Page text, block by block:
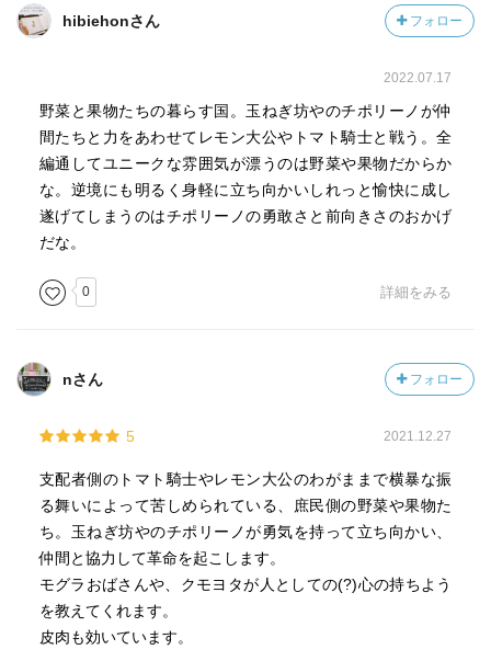
hibiehonさん フォロー
2022.07.17
野菜と果物たちの暮らす国。玉ねぎ坊やのチポリーノが仲
間たちと力をあわせてレモン大公やトマト騎士と戦う。全
編通してユニークな雰囲気が漂うのは野菜や果物だからか
な。逆境にも明るく身軽に立ち向かいしれっと愉快に成し
遂げてしまうのはチポリーノの勇敢さと前向きさのおかげ
だな。
0 詳細をみる
nさん フォロー
5 2021.12.27
支配者側のトマト騎士やレモン大公のわがままで横暴な振
る舞いによって苦しめられている、庶民側の野菜や果物た
ち。玉ねぎ坊やのチポリーノが勇気を持って立ち向かい、
仲間と協力して革命を起こします。
モグラおばさんや、クモヨタが人としての(?)心の持ちよう
を教えてくれます。
皮肉も効いています。